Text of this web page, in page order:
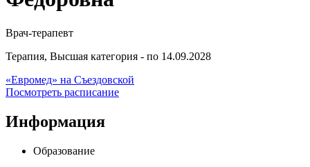
Врач-терапевт
Терапия, Высшая категория - по 14.09.2028
«Евромед» на Съездовской
Посмотреть расписание
Информация
Образование